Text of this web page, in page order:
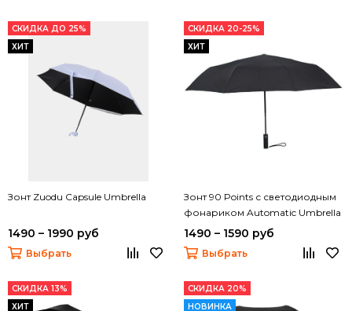
СКИДКА ДО 25%
ХИТ
Зонт Zuodu Capsule Umbrella
1490 – 1990 руб
Выбрать
СКИДКА 20-25%
ХИТ
Зонт 90 Points с светодиодным
фонариком Automatic Umbrella
with LED Flashlight
1490 – 1590 руб
Выбрать
СКИДКА 13%
ХИТ
СКИДКА 20%
НОВИНКА